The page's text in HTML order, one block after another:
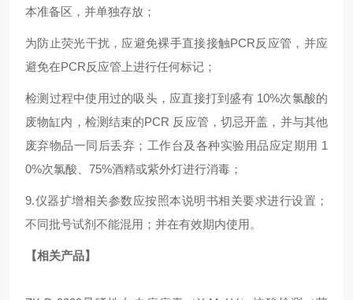
本准备区，并单独存放；
为防止荧光干扰，应避免裸手直接接触PCR反应管，并应
避免在PCR反应管上进行任何标记；
检测过程中使用过的吸头，应直接打到盛有 10%次氯酸的
废物缸内，检测结束的PCR 反应管，切忌开盖，并与其他
废弃物品一同后丢弃；工作台及各种实验用品应定期用 1
0%次氯酸、75%酒精或紫外灯进行消毒；
9.仪器扩增相关参数应按照本说明书相关要求进行设置；
不同批号试剂不能混用；并在有效期内使用。
【相关产品】